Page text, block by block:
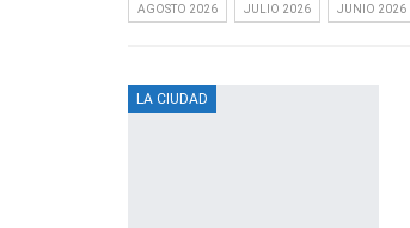
AGOSTO 2026 JULIO 2026 JUNIO 2026
LA CIUDAD